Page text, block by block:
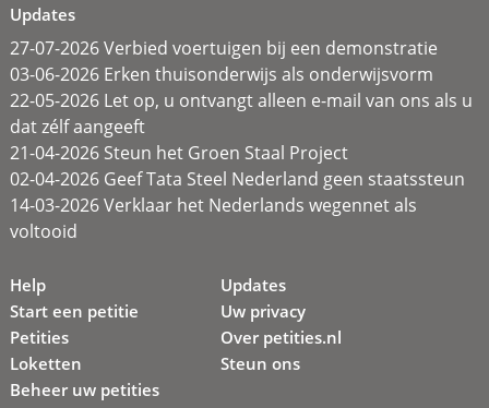
Updates
27-07-2026 Verbied voertuigen bij een demonstratie
03-06-2026 Erken thuisonderwijs als onderwijsvorm
22-05-2026 Let op, u ontvangt alleen e-mail van ons als u
dat zélf aangeeft
21-04-2026 Steun het Groen Staal Project
02-04-2026 Geef Tata Steel Nederland geen staatssteun
14-03-2026 Verklaar het Nederlands wegennet als
voltooid
Help
Start een petitie
Petities
Loketten
Beheer uw petities
Updates
Uw privacy
Over petities.nl
Steun ons